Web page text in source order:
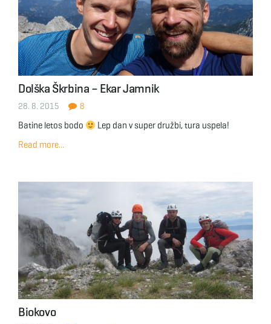
Dolška Škrbina – Ekar Jamnik
28. 8. 2015 8
Batine letos bodo
Lep dan v super družbi, tura uspela!
Read more...
Biokovo